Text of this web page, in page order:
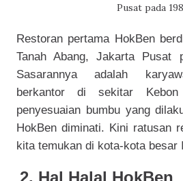
Pusat pada
Restoran pertama HokBen
Tanah Abang, Jakarta Pusat
Sasarannya adalah
berkantor di sekitar Kebon
penyesuaian bumbu yang
HokBen diminati. Kini ratusan
kita temukan di kota-kota besar
2. Hal Halal HokBen